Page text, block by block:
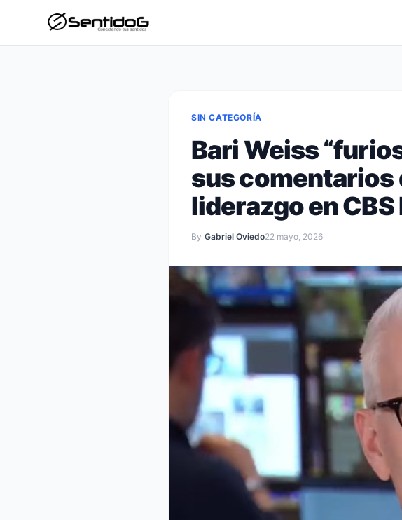
SIN CATEGORÍA
Bari Weiss
sus comentarios
liderazgo en CBS
By Gabriel Oviedo22 mayo, 2026